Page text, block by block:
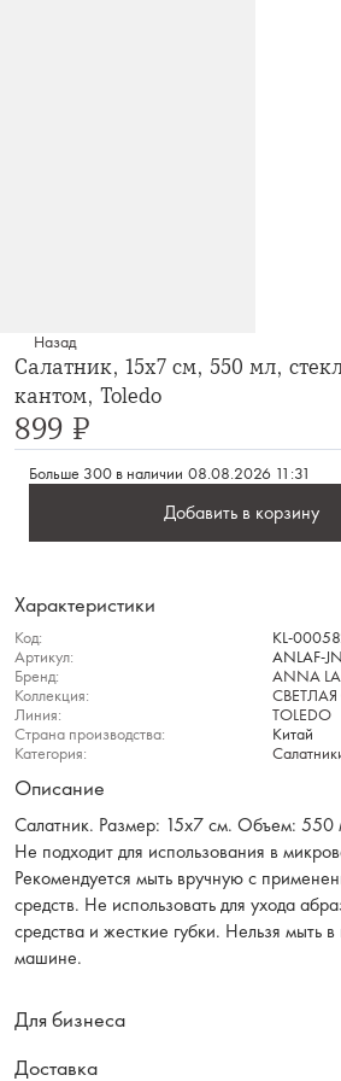
Назад
Салатник, 15х7 см, 550 мл,
кантом, Toledo
899 ₽
Больше 300 в наличии 08.08.2026 11:31
Добавить в корзину
Характеристики
Код:
KL-
Артикул:
ANLAF-
Бренд:
ANNA
Коллекция:
Линия:
TOLEDO
Страна производства:
Китай
Категория:
Описание
Салатник. Размер: 15х7 см. Объем: 550
Не подходит для использования в
Рекомендуется мыть вручную с
средств. Не использовать для ухода
средства и жесткие губки. Нельзя мыть
машине.
Для бизнеса
Доставка